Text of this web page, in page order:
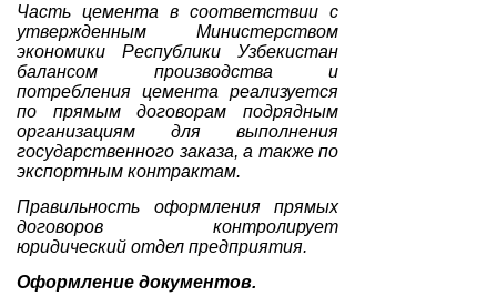
Часть цемента в соответствии с
утвержденным Министерством
экономики Республики Узбекистан
балансом производства и
потребления цемента реализуется
по прямым договорам подрядным
организациям для выполнения
государственного заказа, а также по
экспортным контрактам.
Правильность оформления прямых
договоров контролирует
юридический отдел предприятия.
Оформление документов.